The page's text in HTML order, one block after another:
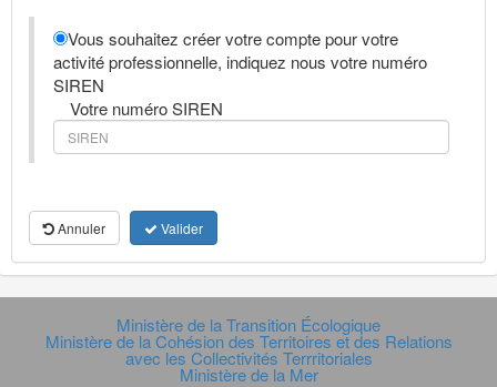
Vous souhaitez créer votre compte pour votre
activité professionnelle, indiquez nous votre numéro
SIREN
Votre numéro SIREN
Annuler Valider
Ministère de la Transition Écologique
Ministère de la Cohésion des Territoires et des Relations
avec les Collectivités Terrritoriales
Ministère de la Mer